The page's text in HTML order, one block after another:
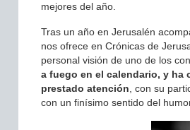
mejores del año.
Tras un año en Jerusalén
nos ofrece en Crónicas de
personal visión de uno de los
a fuego en el calendario, y ha
prestado atención , con su
con un finísimo sentido del